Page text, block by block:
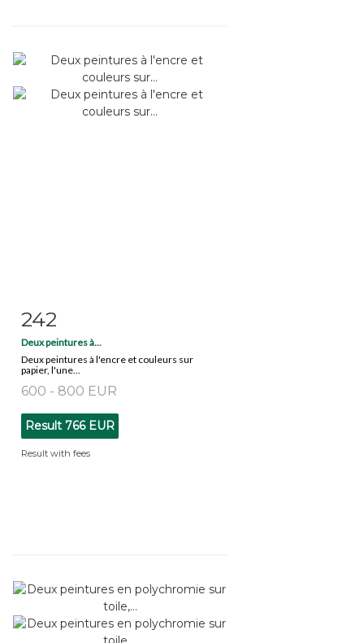
Item detail
242
Deux peintures à...
Deux peintures à l'encre et couleurs sur
papier, l'une...
600 - 800 EUR
Result 766 EUR
Result with fees